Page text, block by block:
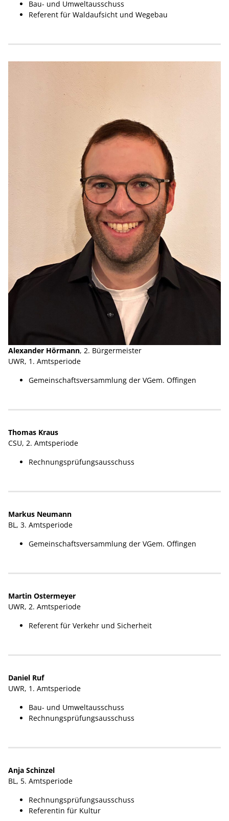
Bau- und Umweltausschuss
Referent für Waldaufsicht und Wegebau
Alexander Hörmann, 2. Bürgermeister
UWR, 1. Amtsperiode
Gemeinschaftsversammlung der VGem. Offingen
Thomas Kraus
CSU, 2. Amtsperiode
Rechnungsprüfungsausschuss
Markus Neumann
BL, 3. Amtsperiode
Gemeinschaftsversammlung der VGem. Offingen
Martin Ostermeyer
UWR, 2. Amtsperiode
Referent für Verkehr und Sicherheit
Daniel Ruf
UWR, 1. Amtsperiode
Bau- und Umweltausschuss
Rechnungsprüfungsausschuss
Anja Schinzel
BL, 5. Amtsperiode
Rechnungsprüfungsausschuss
Referentin für Kultur